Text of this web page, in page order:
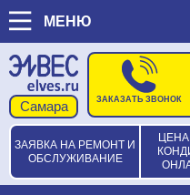
МЕНЮ
ЗАЯВКА НА РЕМОНТ И
ОБСЛУЖИВАНИЕ
ЗАКАЗАТЬ ЗВОНОК